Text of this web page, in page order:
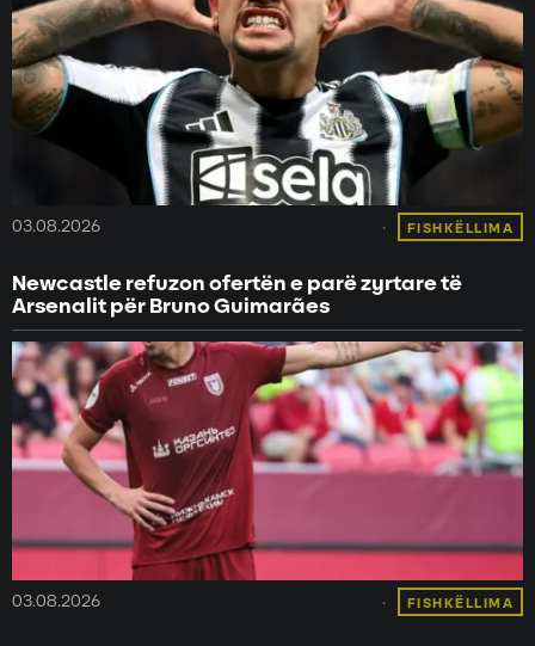
03.08.2026 FISHKËLLIMA
Newcastle refuzon ofertën e parë zyrtare të
Arsenalit për Bruno Guimarães
03.08.2026 FISHKËLLIMA